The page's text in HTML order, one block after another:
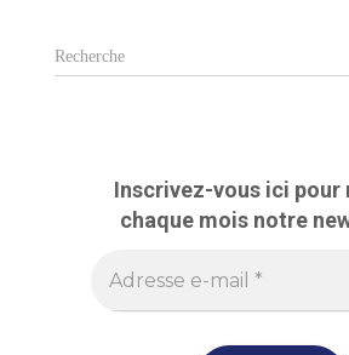
R
e
Inscrivez-vous ici pour
chaque mois notre